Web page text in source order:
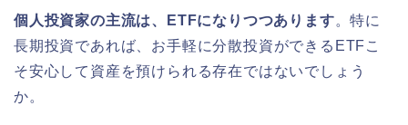
個人投資家の主流は、ETFになりつつあります。特に
長期投資であれば、お手軽に分散投資ができるETFこ
そ安心して資産を預けられる存在ではないでしょう
か。